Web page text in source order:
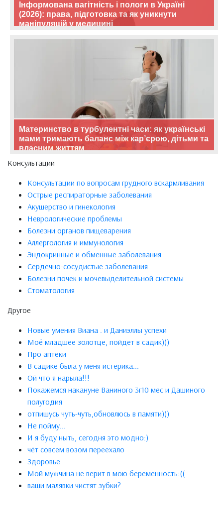
Інформована вагітність і пологи в Україні
(2026): права, підготовка та як уникнути
маніпуляцій у медицині
Материнство в турбулентні часи: як українські
мами тримають баланс між кар’єрою, дітьми та
власним життям
Консультации
Консультации по вопросам грудного вскармливания
Острые респираторные заболевания
Акушерство и гинекология
Неврологические проблемы
Болезни органов пищеварения
Аллергология и иммунология
Эндокринные и обменные заболевания
Сердечно-сосудистые заболевания
Болезни почек и мочевыделительной системы
Стоматология
Другое
Новые умения Виана . и Даниэллы успехи
Моё младшее золотце, пойдет в садик)))
Про аптеки
В садике была у меня истерика...
Ой что я нарыла!!!
Покажемся накануне Ваниного 3г10 мес и Дашиного
полугодия
отпишусь чуть-чуть,обновлюсь в памяти)))
Не пойму...
И я буду ныть, сегодня это модно:)
чёт совсем возом переехало
Здоровье
Мой мужчина не верит в мою беременность:((
ваши малявки чистят зубки?